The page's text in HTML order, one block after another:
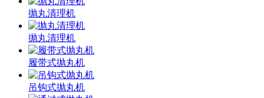
抛丸清理机
抛丸清理机
履带式抛丸机
吊钩式抛丸机